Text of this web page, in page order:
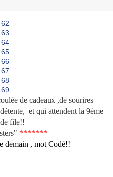
de cadeaux ,de sourires
et qui attendent la 9ème
file!!
*******
demain , mot Codé!!